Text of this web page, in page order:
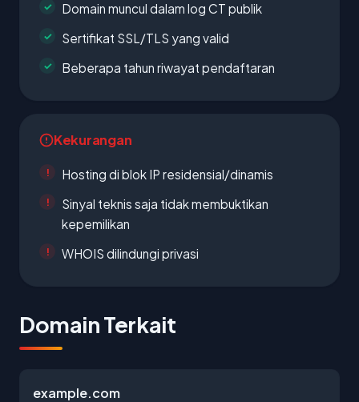
Domain muncul dalam log CT publik
Sertifikat SSL/TLS yang valid
Beberapa tahun riwayat pendaftaran
Kekurangan
Hosting di blok IP residensial/dinamis
Sinyal teknis saja tidak membuktikan
kepemilikan
WHOIS dilindungi privasi
Domain Terkait
example.com